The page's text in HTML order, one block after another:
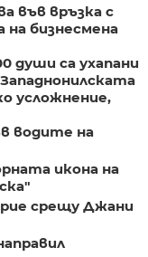
във връзка с
бизнесмена
души са ухапани
усложнение,
водите на
икона на
срещу Джани